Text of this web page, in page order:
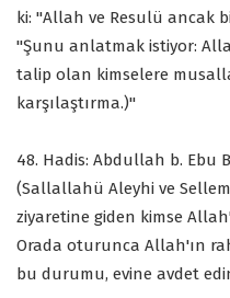
ki: "Allah ve Resulü ancak
"Şunu anlatmak istiyor:
talip olan kimselere
karşılaştırma.)"
48. Hadis: Abdullah b. Ebu
(Sallallahü Aleyhi ve
ziyaretine giden kimse
Orada oturunca Allah'ın
bu durumu, evine avdet